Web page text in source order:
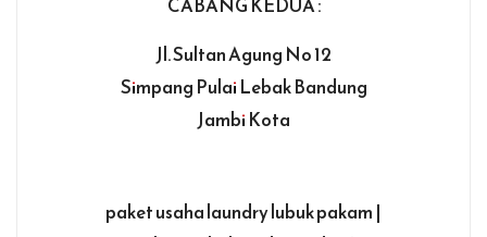
CABANG KEDUA :
Jl. Sultan Agung No 12
Simpang Pulai Lebak Bandung
Jambi Kota
paket usaha laundry lubuk pakam |